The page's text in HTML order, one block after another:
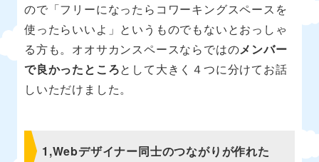
ので「フリーになったらコワーキングスペースを
使ったらいいよ」というものでもないとおっしゃ
る方も。オオサカンスペースならではのメンバー
で良かったところとして大きく４つに分けてお話
しいただけました。
1,Webデザイナー同士のつながりが作れた